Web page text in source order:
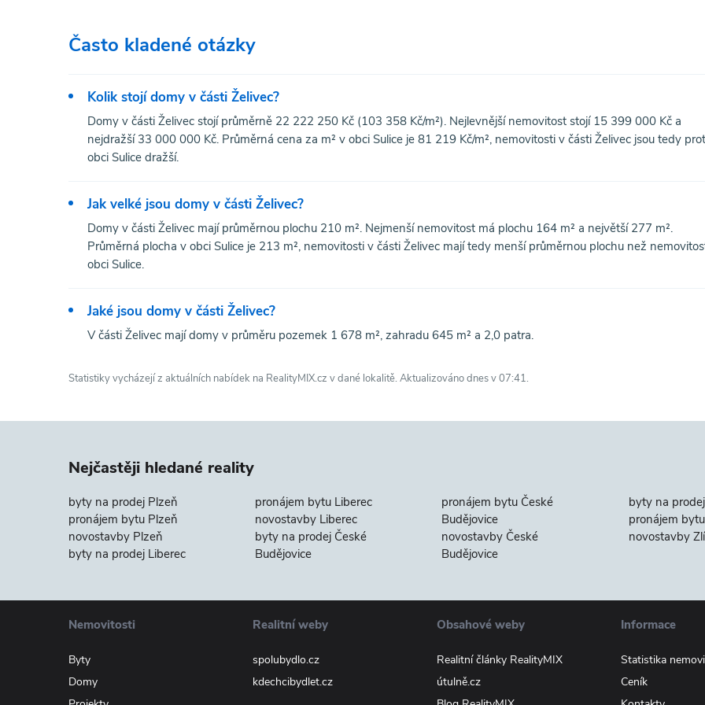
Často kladené otázky
Kolik stojí domy v části Želivec?
Domy v části Želivec stojí průměrně 22 222 250 Kč (103 358 Kč/m²). Nejlevnější nemovitost stojí 15 399 000 Kč a
nejdražší 33 000 000 Kč. Průměrná cena za m² v obci Sulice je 81 219 Kč/m², nemovitosti v části Želivec jsou tedy
obci Sulice dražší.
Jak velké jsou domy v části Želivec?
Domy v části Želivec mají průměrnou plochu 210 m². Nejmenší nemovitost má plochu 164 m² a největší 277 m².
Průměrná plocha v obci Sulice je 213 m², nemovitosti v části Želivec mají tedy menší průměrnou plochu než
obci Sulice.
Jaké jsou domy v části Želivec?
V části Želivec mají domy v průměru pozemek 1 678 m², zahradu 645 m² a 2,0 patra.
Statistiky vycházejí z aktuálních nabídek na RealityMIX.cz v dané lokalitě. Aktualizováno dnes v 07:41.
Nejčastěji hledané reality
byty na prodej Plzeň
pronájem bytu Plzeň
novostavby Plzeň
byty na prodej Liberec
pronájem bytu Liberec
novostavby Liberec
byty na prodej České
Budějovice
pronájem bytu České
Budějovice
novostavby České
Budějovice
byty na
pronájem
novostavby
Nemovitosti
Byty
Domy
Realitní weby
spolubydlo.cz
kdechcibydlet.cz
Obsahové weby
Realitní články RealityMIX
útulně.cz
Informace
Statistika
Ceník